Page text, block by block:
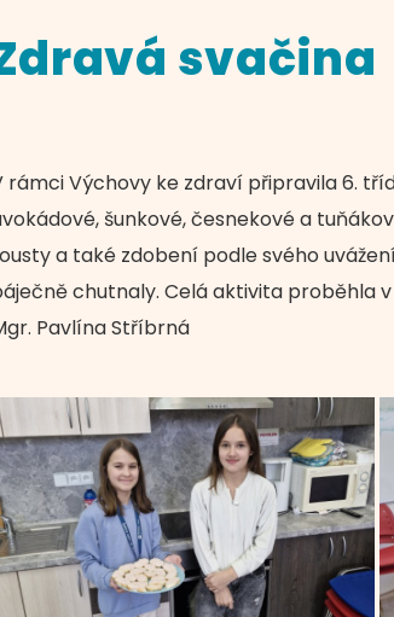
svačina
rámci Výchovy ke zdraví připravila 6.
šunkové, česnekové a
a také zdobení podle svého
chutnaly. Celá aktivita proběhla
Pavlína Stříbrná